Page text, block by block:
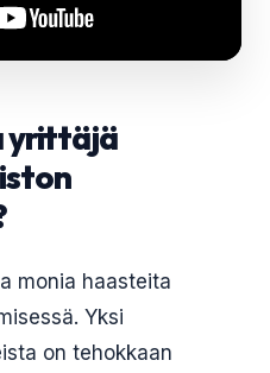
yrittäjä
monia haasteita
Yksi
on tehokkaan